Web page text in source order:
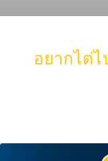
อยากไต่